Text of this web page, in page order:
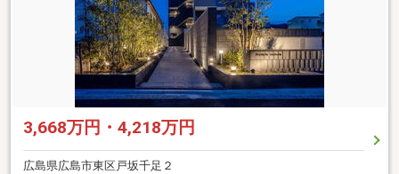
3,668万円・4,218万円
広島県広島市東区戸坂千足２